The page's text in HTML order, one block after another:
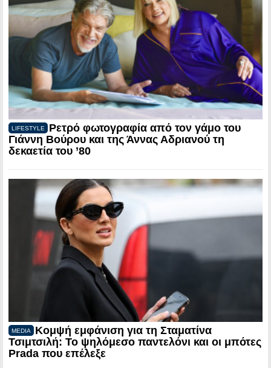
LIFESTYLE
Ρετρό φωτογραφία από τον γάμο του
Γιάννη Βούρου και της Άννας Αδριανού τη
δεκαετία του ’80
MEDIA
Κομψή εμφάνιση για τη Σταματίνα
Τσιμτσιλή: Το ψηλόμεσο παντελόνι και οι μπότες
Prada που επέλεξε